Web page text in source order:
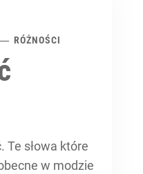
RÓŻNOŚCI
Te słowa które
w modzie